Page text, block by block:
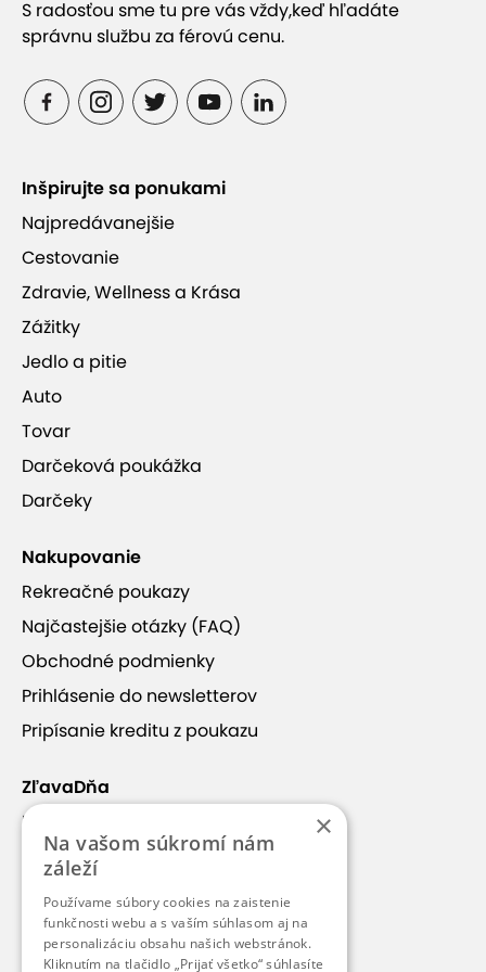
S radosťou sme tu pre vás vždy,keď hľadáte
správnu službu za férovú cenu.
Inšpirujte sa ponukami
Najpredávanejšie
Cestovanie
Zdravie, Wellness a Krása
Zážitky
Jedlo a pitie
Auto
Tovar
Darčeková poukážka
Darčeky
Nakupovanie
Rekreačné poukazy
Najčastejšie otázky (FAQ)
Obchodné podmienky
Prihlásenie do newsletterov
Pripísanie kreditu z poukazu
ZľavaDňa
Náš príbeh
Kontakt
Kariéra
Blog
Pre médiá
×
Na vašom súkromí nám
záleží
Používame súbory cookies na zaistenie
funkčnosti webu a s vaším súhlasom aj na
personalizáciu obsahu našich webstránok.
Kliknutím na tlačidlo „Prijať všetko“ súhlasíte